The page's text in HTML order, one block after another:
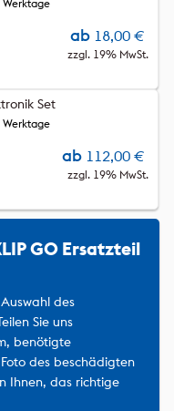
ab 18,00 €
zzgl. 19% MwSt.
Set
ab 112,00 €
zzgl. 19% MwSt.
GO Ersatzteil
des
Sie uns
benötigte
des beschädigten
Ihnen, das richtige